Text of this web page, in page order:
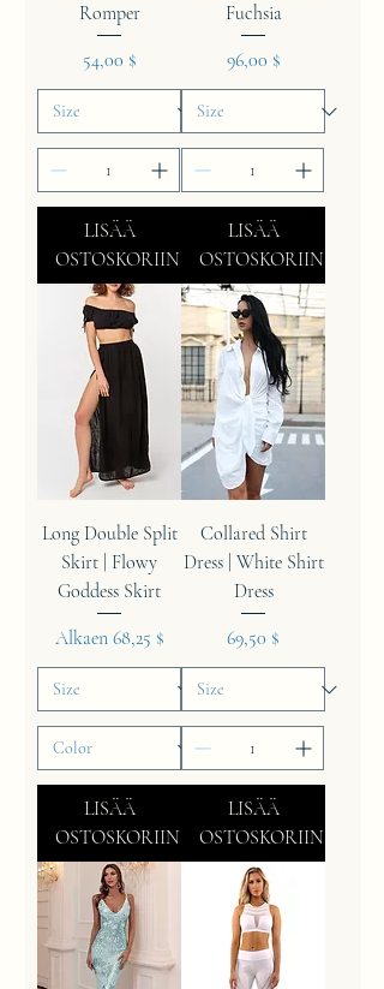
Romper
Hinta
54,00 $
LISÄÄ
OSTOSKORIIN
Fuchsia
Hinta
96,00 $
LISÄÄ
OSTOSKORIIN
Long Double Split
Skirt | Flowy
Goddess Skirt
Alkaen 68,25 $
Alehinta
LISÄÄ
OSTOSKORIIN
Collared Shirt
Dress | White Shirt
Dress
Hinta
69,50 $
LISÄÄ
OSTOSKORIIN